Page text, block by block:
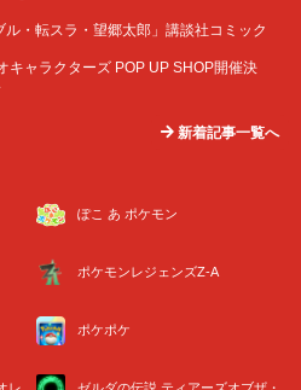
ル・転スラ・望郷太郎」講談社コミック
キャラクターズ POP UP SHOP開催決
新着記事一覧へ
ぽこ あ ポケモン
ポケモンレジェンズZ-A
ポケポケ